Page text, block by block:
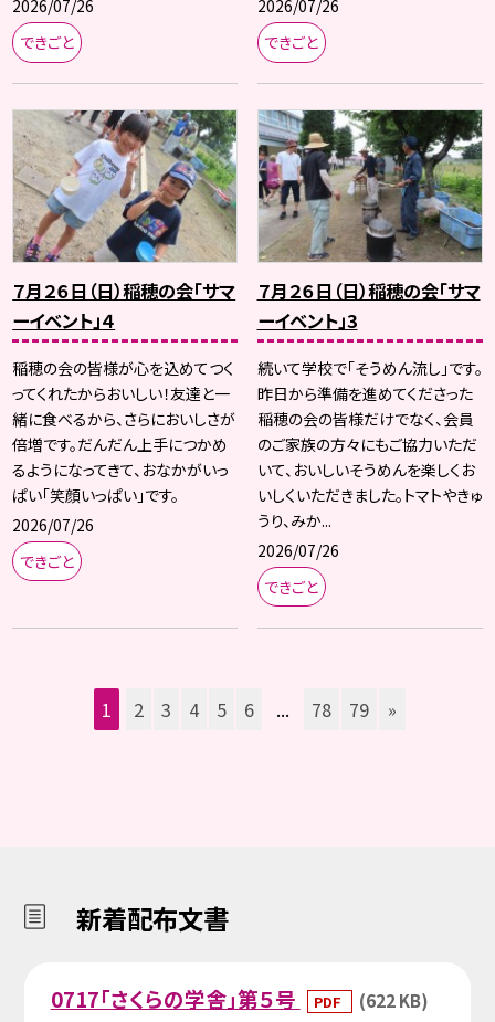
2026/07/26
できごと
2026/07/26
できごと
７月２６日（日）稲穂の会「サマ
ーイベント」４
稲穂の会の皆様が心を込めてつく
ってくれたからおいしい！友達と一
緒に食べるから、さらにおいしさが
倍増です。だんだん上手につかめ
るようになってきて、おなかがいっ
ぱい「笑顔いっぱい」です。
2026/07/26
できごと
７月２６日（日）稲穂の会「サマ
ーイベント」3
続いて学校で「そうめん流し」です。
昨日から準備を進めてくださった
稲穂の会の皆様だけでなく、会員
のご家族の方々にもご協力いただ
いて、おいしいそうめんを楽しくお
いしくいただきました。トマトやきゅ
うり、みか...
2026/07/26
できごと
1 2 3 4 5 6 ... 78 79 »
新着配布文書
0717「さくらの学舎」第５号 PDF (622 KB)